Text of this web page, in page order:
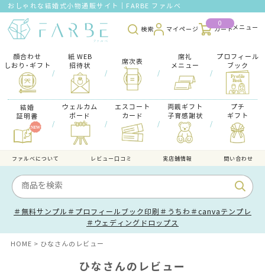
おしゃれな結婚式小物通販サイト｜FARBE ファルベ
検索 マイページ
0
カート
顔合わせ
しおり･ギフト
/
紙 WEB
招待状
/
席次表
/
席礼
メニュー
/
プロフィール
ブック
結婚
証明書
/
ウェルカム
ボード
/
エスコート
カード
/
両親ギフト
子育感謝状
/
プチ
ギフト
ファルべについて レビュー口コミ 実店舗情報 問い合わせ
＃無料サンプル ＃プロフィールブック印刷 ＃うちわ ＃canvaテンプレ
＃ウェディングドロップス
HOME ひなさんのレビュー
ひなさんのレビュー